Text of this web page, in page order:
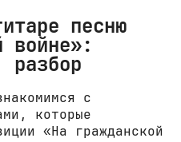
песню
войне»:
разбор
с
которые
«На гражданской